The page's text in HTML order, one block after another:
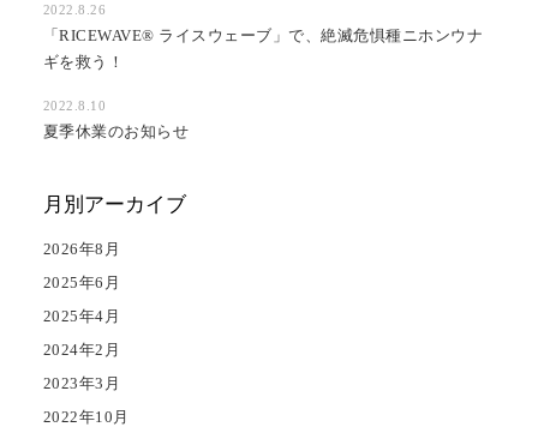
2022.8.26
「RICEWAVE®︎ ライスウェーブ」で、絶滅危惧種ニホンウナ
ギを救う！
2022.8.10
夏季休業のお知らせ
月別アーカイブ
2026年8月
2025年6月
2025年4月
2024年2月
2023年3月
2022年10月